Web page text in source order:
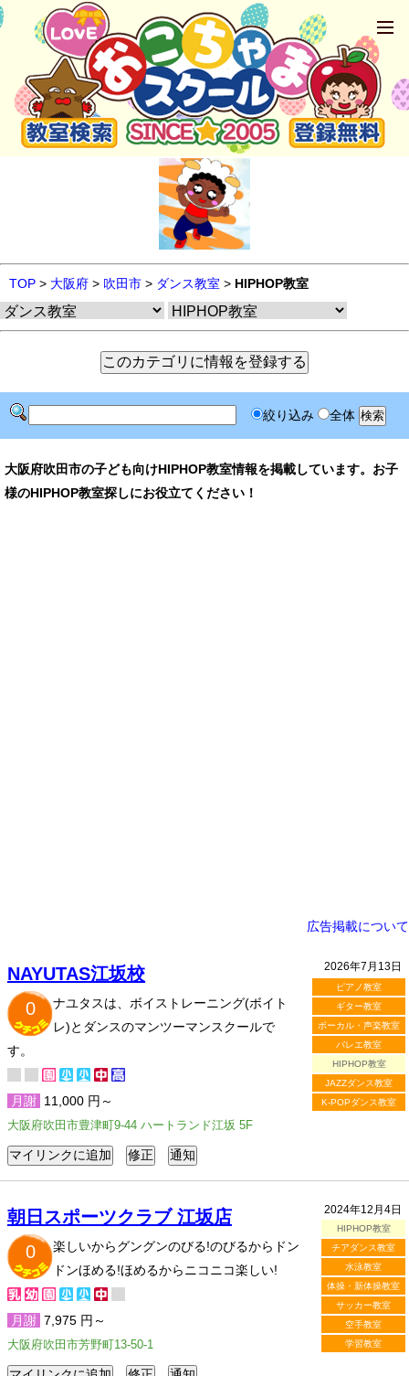
TOP > 大阪府 > 吹田市 > ダンス教室 > HIPHOP教室
絞り込み 全体
大阪府吹田市の子ども向けHIPHOP教室情報を掲載しています。お子
様のHIPHOP教室探しにお役立てください！
広告掲載について
2026年7月13日
ピアノ教室
ギター教室
ボーカル・声楽教室
バレエ教室
HIPHOP教室
JAZZダンス教室
K-POPダンス教室
NAYUTAS江坂校
0
ナユタスは、ボイストレーニング(ボイト
レ)とダンスのマンツーマンスクールで
す。
月謝 11,000 円～
大阪府吹田市豊津町9-44 ハートランド江坂 5F
2024年12月4日
HIPHOP教室
チアダンス教室
水泳教室
体操・新体操教室
サッカー教室
空手教室
学習教室
朝日スポーツクラブ 江坂店
0
楽しいからグングンのびる!のびるからドン
ドンほめる!ほめるからニコニコ楽しい!
月謝 7,975 円～
大阪府吹田市芳野町13-50-1